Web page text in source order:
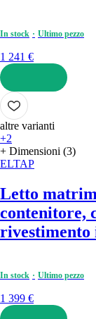
In stock Ultimo pezzo
1 241 €
AGGIUNGI
altre varianti
+2
+ Dimensioni (3)
ELTAP
Letto
contenitore,
rivestimento
In stock Ultimo pezzo
1 399 €